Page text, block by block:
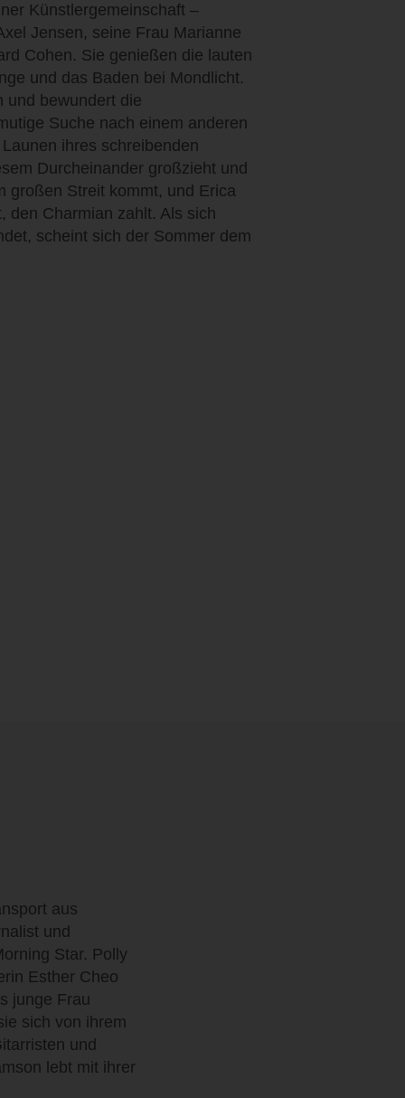
Künstlergemeinschaft –
Jensen, seine Frau Marianne
Cohen. Sie genießen die lauten
und das Baden bei Mondlicht.
und bewundert die
Suche nach einem anderen
ihres schreibenden
Durcheinander großzieht und
großen Streit kommt, und Erica
den Charmian zahlt. Als sich
scheint sich der Sommer dem
aus
und
Star. Polly
Esther Cheo
junge Frau
sich von ihrem
und
lebt mit ihrer